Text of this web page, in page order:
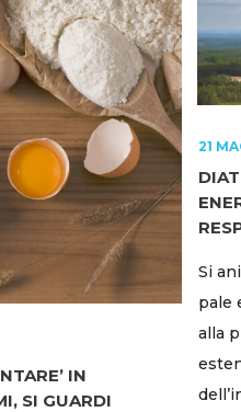
21
Si
pale
alla
IN
SI GUARDI